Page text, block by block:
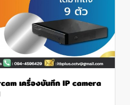
เครื่องบันทึก IP camera